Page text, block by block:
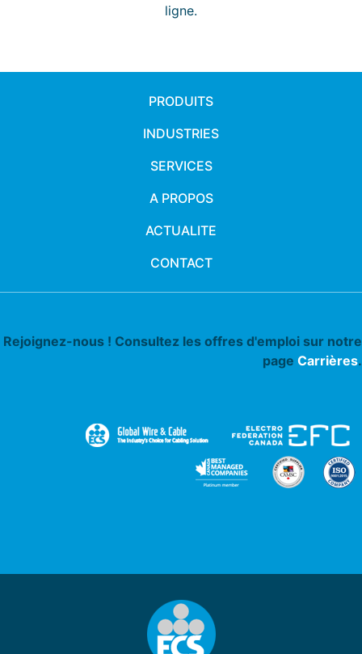
ligne.
PRODUITS
INDUSTRIES
SERVICES
A PROPOS
ACTUALITE
CONTACT
Rejoignez-nous ! Consultez les offres d'emploi sur notre
page Carrières.